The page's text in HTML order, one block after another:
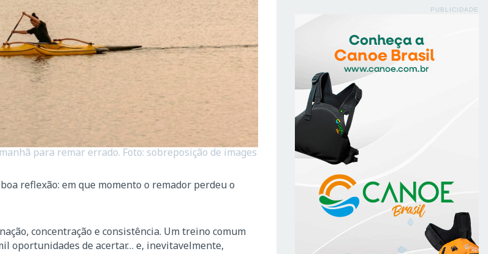
para remar errado. Foto: sobreposição de images
reflexão: em que momento o remador perdeu o
concentração e consistência. Um treino comum
oportunidades de acertar… e, inevitavelmente,
PUBLICIDADE